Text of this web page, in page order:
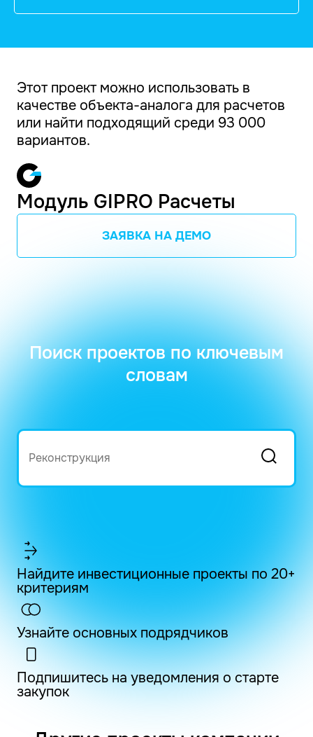
Этот проект можно использовать в
качестве объекта-аналога для расчетов
или найти подходящий среди 93 000
вариантов.
Модуль GIPRO Расчеты
ЗАЯВКА НА ДЕМО
Поиск проектов по ключевым
словам
Найдите инвестиционные проекты по 20+
критериям
Узнайте основных подрядчиков
Подпишитесь на уведомления о старте
закупок